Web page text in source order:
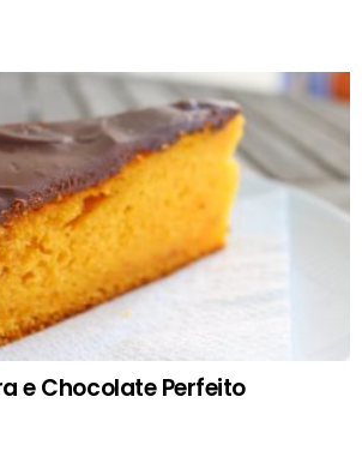
e Chocolate Perfeito